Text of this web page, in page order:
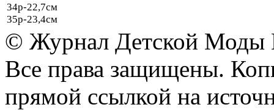
34р-22,7см
35р-23,4см
© Журнал Детской Моды
Все права защищены.
прямой ссылкой на